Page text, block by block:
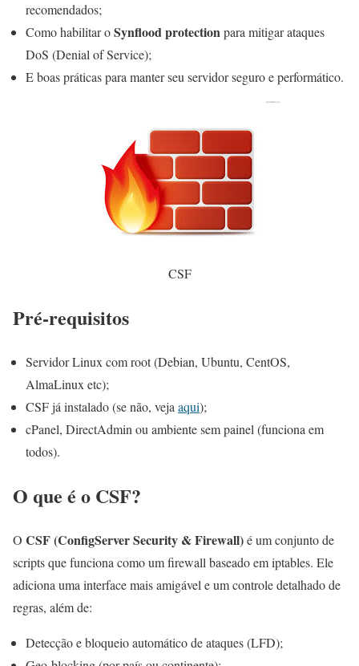
recomendados;
Como habilitar oSynflood protectionpara mitigar ataques
DoS (Denial of Service);
E boas práticas para manter seu servidor seguro e performático.
CSF
Pré-requisitos
Servidor Linux com root (Debian, Ubuntu, CentOS,
AlmaLinux etc);
CSF já instalado (se não, veja aqui);
cPanel, DirectAdmin ou ambiente sem painel (funciona em
todos).
O que é o CSF?
O CSF (ConfigServer Security & Firewall)é um conjunto de
scripts que funciona como um firewall baseado em iptables. Ele
adiciona uma interface mais amigável e um controle detalhado de
regras, além de:
Detecção e bloqueio automático de ataques (LFD);